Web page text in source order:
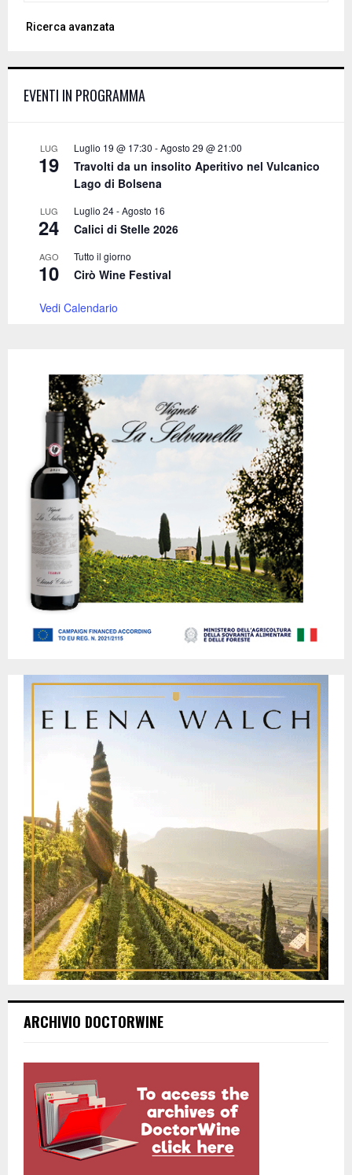
r
o
Ricerca avanzata
EVENTI IN PROGRAMMA
LUG
19
Luglio 19 @ 17:30 -Agosto 29 @ 21:00
Travolti da un insolito Aperitivo nel Vulcanico
Lago di Bolsena
LUG
24
Luglio 24-Agosto 16
Calici di Stelle 2026
AGO
10
Tutto il giorno
Cirò Wine Festival
Vedi Calendario
ARCHIVIO DOCTORWINE